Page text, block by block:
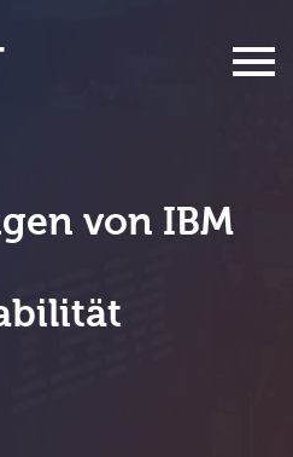
von IBM